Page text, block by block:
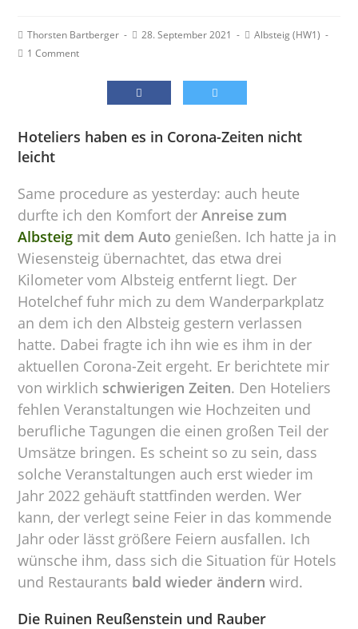
Thorsten Bartberger 28. September 2021
Albsteig (HW1)
1 Comment
Hoteliers haben es in Corona-Zeiten nicht
leicht
Same procedure as yesterday: auch heute
durfte ich den Komfort derAnreise zum
Albsteig mit dem Auto genießen. Ich hatte ja in
Wiesensteig übernachtet, das etwa drei
Kilometer vom Albsteig entfernt liegt. Der
Hotelchef fuhr mich zu dem Wanderparkplatz
an dem ich den Albsteig gestern verlassen
hatte. Dabei fragte ich ihn wie es ihm in der
aktuellen Corona-Zeit ergeht. Er berichtete mir
von wirklich schwierigen Zeiten. Den Hoteliers
fehlen Veranstaltungen wie Hochzeiten und
berufliche Tagungen die einen großen Teil der
Umsätze bringen. Es scheint so zu sein, dass
solche Veranstaltungen auch erst wieder im
Jahr 2022 gehäuft stattfinden werden. Wer
kann, der verlegt seine Feier in das kommende
Jahr oder lässt größere Feiern ausfallen. Ich
wünsche ihm, dass sich die Situation für Hotels
und Restaurants bald wieder ändern wird.
Die Ruinen Reußenstein und Rauber